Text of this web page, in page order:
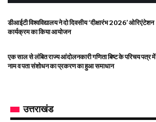
डीआईटी विश्वविद्यालय ने दो दिवसीय ‘दीक्षारंभ 2026’ ओरिएंटेशन
कार्यक्रम का किया आयोजन
एक साल से लंबित राज्य आंदोलनकारी गणिता बिष्ट के परिचय पत्र में
नाम व पता संशोधन का प्रकरण का हुआ समाधान
उत्तराखंड